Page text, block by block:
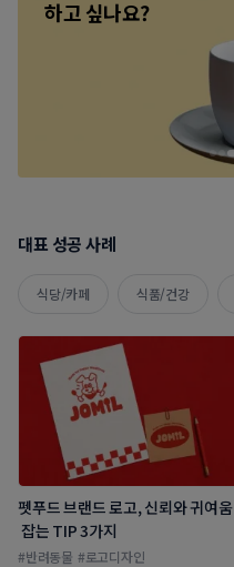
로고 디자인
기업 캐릭터
하고 싶나요?
대표 성공 사례
식당/카페 식품/건강
펫푸드 브랜드 로고, 신뢰와 귀여움
잡는 TIP 3가지
#반려동물 #로고디자인